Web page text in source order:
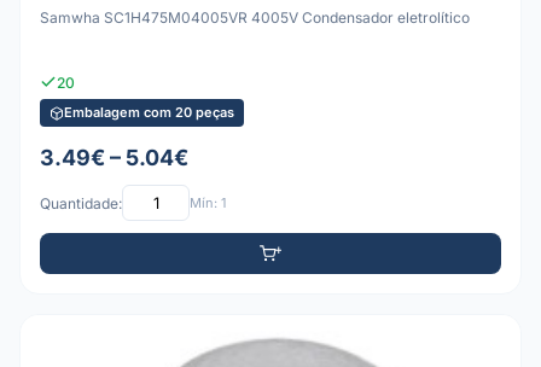
Samwha SC1H475M04005VR 4005V Condensador eletrolítico
20
Embalagem com 20 peças
3.49€ – 5.04€
Quantidade: Mín: 1